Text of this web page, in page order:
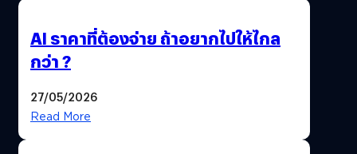
AI ราคาที่ต้องจ่าย ถ้าอยากไปให้ไกล
กว่า ?
27/05/2026
Read More